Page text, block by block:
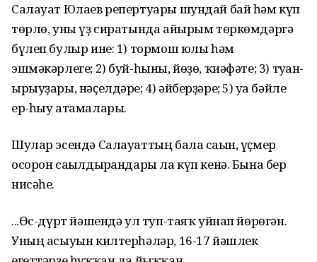
Салауат Юлаев репертуары шундай бай һәм күп
төрлө, уны үҙ сиратында айырым төркөмдәргә
бүлеп булыр ине: 1) тормош юлы һәм
эшмәкәрлеге; 2) буй-һыны, йөҙө, ҡиәфәте; 3) туған-
ырыуҙары, нәҫелдәре; 4) әйберҙәре; 5) уға бәйле
ер-һыу атамалары.
Шулар эсендә Салауаттың бала сағын, үҫмер
осорон са­ғылдырғандары ла күп кенә. Бына бер
нисәһе.
...Өс-дүрт йәшендә ул туп-таяҡ уйнап йөрөгән.
Уның асы­уын килтерһәләр, 16-17 йәшлек